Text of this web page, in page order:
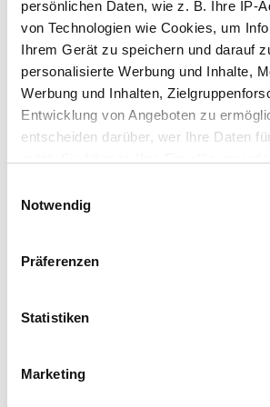
persönlichen Daten, wie z. B. Ihre IP-
von Technologien wie Cookies, um
Ihrem Gerät zu speichern und darauf
personalisierte Werbung und Inhalte,
Werbung und Inhalten,
Entwicklung von Angeboten zu
entscheiden darüber, wer Ihre Daten
Trigger Symbol ändern oder widerrufen
Informationen über Ihre
können
bestimmten Merkmalen
Erfahren Sie mehr darüber, wie Ihre
Notwendig
Präferenzen
Statistiken
Marketing